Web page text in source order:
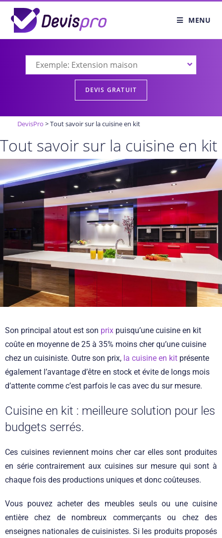
MENU
DevisPro >Tout savoir sur la cuisine en kit
Tout savoir sur la cuisine en kit
Son principal atout est son prix puisqu’une cuisine en kit
coûte en moyenne de 25 à 35% moins cher qu’une cuisine
chez un cuisiniste. Outre son prix, la cuisine en kit présente
également l’avantage d’être en stock et évite de longs mois
d’attente comme c’est parfois le cas avec du sur mesure.
Cuisine en kit : meilleure solution pour les
budgets serrés.
Ces cuisines reviennent moins cher car elles sont produites
en série contrairement aux cuisines sur mesure qui sont à
chaque fois des productions uniques et donc coûteuses.
Vous pouvez acheter des meubles seuls ou une cuisine
entière chez de nombreux commerçants ou chez des
enseignes nationales de cuisinistes. Si les produits proposés